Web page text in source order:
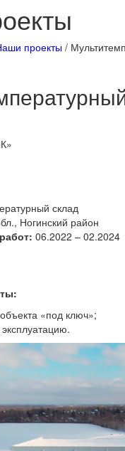
проекты/
склад
Ногинский район
06.2022 – 02.2024
«под ключ»;